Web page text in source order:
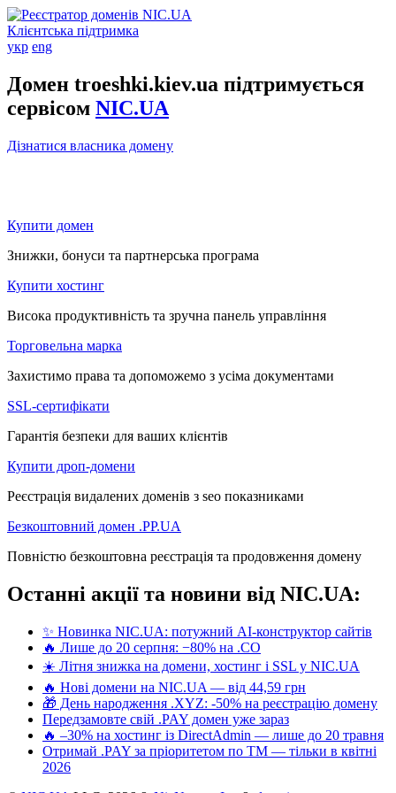
Клієнтська підтримка
укр eng
Домен troeshki.kiev.ua підтримується
сервісом NIC.UA
Дізнатися власника домену
Купити домен
Знижки, бонуси та партнерська програма
Купити хостинг
Висока продуктивність та зручна панель управління
Торговельна марка
Захистимо права та допоможемо з усіма документами
SSL-сертифікати
Гарантія безпеки для ваших клієнтів
Купити дроп-домени
Реєстрація видалених доменів з seo показниками
Безкоштовний домен .PP.UA
Повністю безкоштовна реєстрація та продовження домену
Останні акції та новини від NIC.UA:
✨ Новинка NIC.UA: потужний AI-конструктор сайтів
🔥 Лише до 20 серпня: −80% на .CO
☀️ Літня знижка на домени, хостинг і SSL у NIC.UA
🔥 Нові домени на NIC.UA — від 44,59 грн
🎁 День народження .XYZ: -50% на реєстрацію домену
Передзамовте свій .PAY домен уже зараз
🔥 –30% на хостинг із DirectAdmin — лише до 20 травня
Отримай .PAY за пріоритетом по ТМ — тільки в квітні
2026